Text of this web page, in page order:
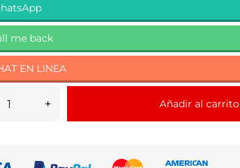
me back
EN LINEA
+ Añadir al carrito